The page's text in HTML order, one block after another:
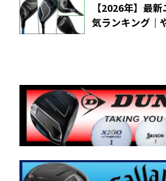
【2026年】最
気ランキング｜